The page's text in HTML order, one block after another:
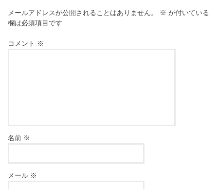
メールアドレスが公開されることはありません。 ※ が付いている
欄は必須項目です
コメント ※
名前 ※
メール ※